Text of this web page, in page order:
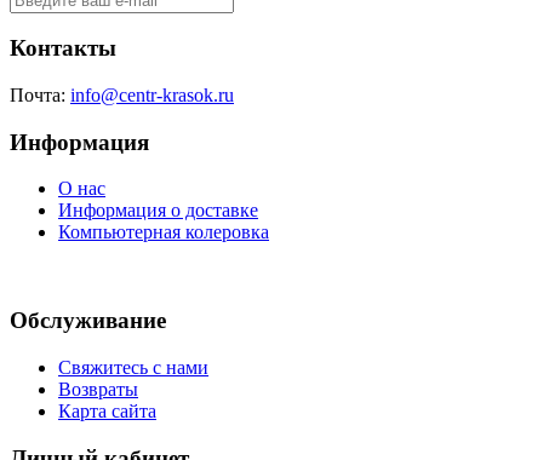
Контакты
Почта: info@centr-krasok.ru
Информация
О нас
Информация о доставке
Компьютерная колеровка
Обслуживание
Свяжитесь с нами
Возвраты
Карта сайта